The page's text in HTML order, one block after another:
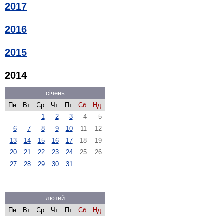
2017
2016
2015
2014
січень
Пн
Вт Ср Чт Пт Сб
Нд
1
2 3 4
5
6
7 8 9 10 11
12
13
14 15 16 17 18
19
20
21 22 23 24 25
26
27
28 29 30 31
лютий
Пн
Вт Ср Чт Пт Сб
Нд